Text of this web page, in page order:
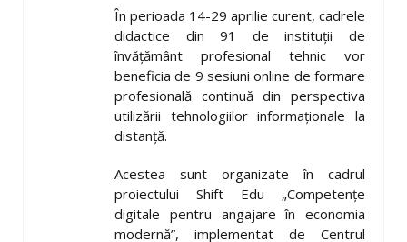
În perioada 14-29 aprilie curent, cadrele
didactice din 91 de instituţii de
învățământ profesional tehnic vor
beneficia de 9 sesiuni online de formare
profesională continuă din perspectiva
utilizării tehnologiilor informaționale la
distanță.
Acestea sunt organizate în cadrul
proiectului Shift Edu „Competențe
digitale pentru angajare în economia
modernă”, implementat de Centrul